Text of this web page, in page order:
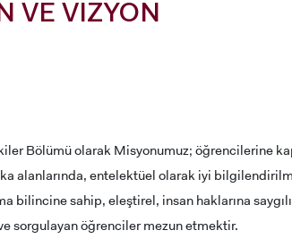
VE VİZYON
Bölümü olarak Misyonumuz; öğrencilerine
alanlarında, entelektüel olarak iyi
bilincine sahip, eleştirel, insan haklarına
sorgulayan öğrenciler mezun etmektir.